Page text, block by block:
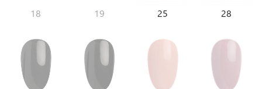
18 19 25 28